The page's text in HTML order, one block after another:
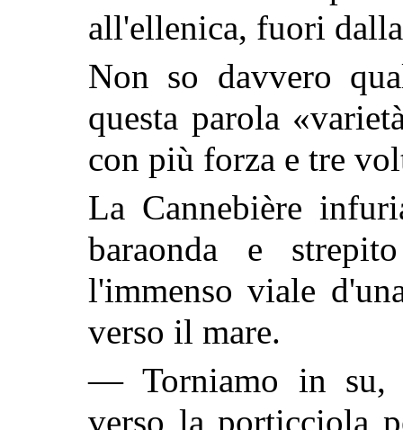
all'ellenica, fuori
Non so davvero
questa parola
con più forza e tre
La Cannebière
baraonda e
l'immenso viale
verso il mare.
— Torniamo in
verso la porticciola